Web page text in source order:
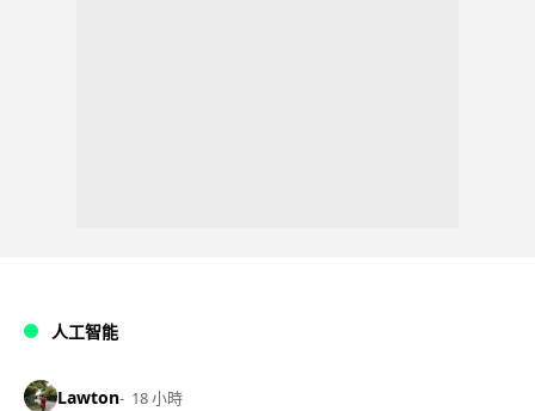
人工智能
Lawton 18 小時